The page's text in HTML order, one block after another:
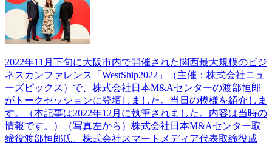
2022年11月下旬に大阪市内で開催された関西最大規模のビジ
ネスカンファレンス「WestShip2022」（主催：株式会社ニュ
ーズピックス）で、株式会社日本M&Aセンターの渡部恒郎
がトークセッションに登壇しました。当日の模様を紹介しま
す。（本記事は2022年12月に執筆されました。内容は当時の
情報です。）（写真左から）株式会社日本M&Aセンター取
締役渡部恒郎氏、株式会社スマートメディア代表取締役成